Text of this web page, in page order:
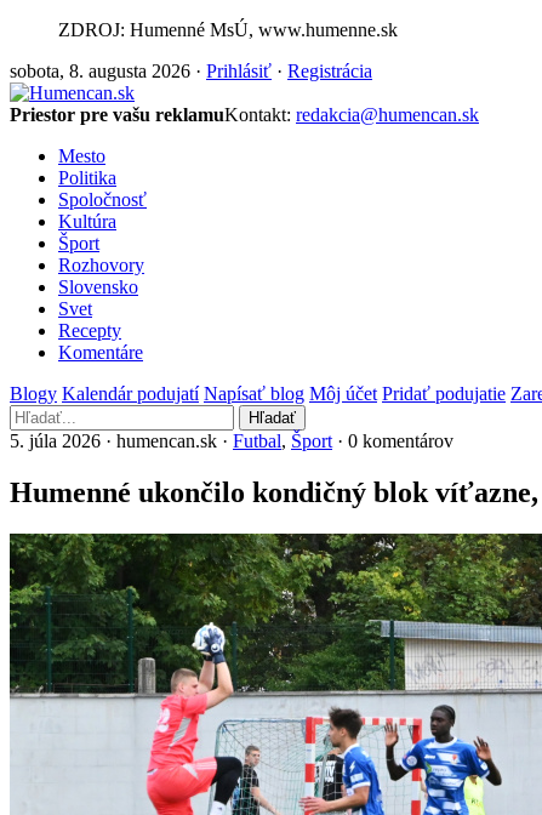
ZDROJ: Humenné MsÚ, www.humenne.sk
sobota, 8. augusta 2026 · Prihlásiť · Registrácia
Priestor pre vašu reklamuKontakt: redakcia@humencan.sk
Mesto
Politika
Spoločnosť
Kultúra
Šport
Rozhovory
Slovensko
Svet
Recepty
Komentáre
Blogy Kalendár podujatí Napísať blog Môj účet Pridať podujatie
Hľadať
5. júla 2026 · humencan.sk · Futbal, Šport · 0 komentárov
Humenné ukončilo kondičný blok